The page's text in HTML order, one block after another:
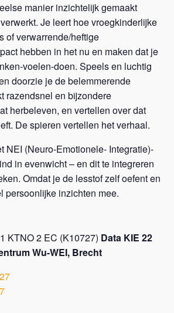
manier inzichtelijk gemaakt
Je leert hoe vroegkinderlijke
of verwarrende/heftige
hebben in het nu en maken dat je
voelen-doen. Speels en luchtig
doorzie je de belemmerende
razendsnel en bijzondere
herbeleven, en vertellen over dat
De spieren vertellen het verhaal.
NEI (Neuro-Emotionele- Integratie)-
in evenwicht – en dit te integreren
Omdat je de lesstof zelf oefent en
persoonlijke inzichten mee.
KTNO 2 EC (K10727) Data KIE 22
Wu-WEI, Brecht